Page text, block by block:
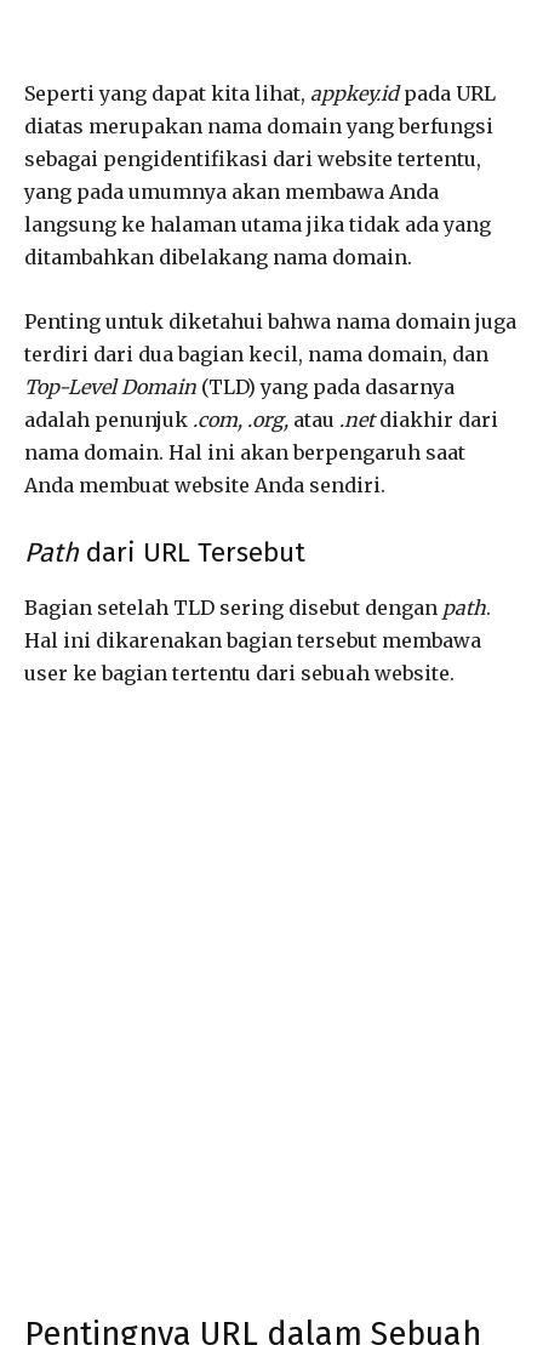
Seperti yang dapat kita lihat, appkey.idpada URL
diatas merupakan nama domain yang berfungsi
sebagai pengidentifikasi dari website tertentu,
yang pada umumnya akan membawa Anda
langsung ke halaman utama jika tidak ada yang
ditambahkan dibelakang nama domain.
Penting untuk diketahui bahwa nama domain juga
terdiri dari dua bagian kecil, nama domain, dan
Top-Level Domain (TLD) yang pada dasarnya
adalah penunjuk .com, .org, atau .netdiakhir dari
nama domain. Hal ini akan berpengaruh saat
Anda membuat website Anda sendiri.
Pathdari URL Tersebut
Bagian setelah TLD sering disebut dengan path.
Hal ini dikarenakan bagian tersebut membawa
user ke bagian tertentu dari sebuah website.
Pentingnya URL dalam Sebuah